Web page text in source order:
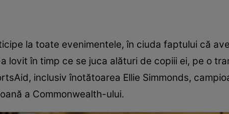
la toate evenimentele, în ciuda faptului că
lovit în timp ce se juca alături de copiii ei, pe o
inclusiv înotătoarea Ellie Simmonds,
a Commonwealth-ului.